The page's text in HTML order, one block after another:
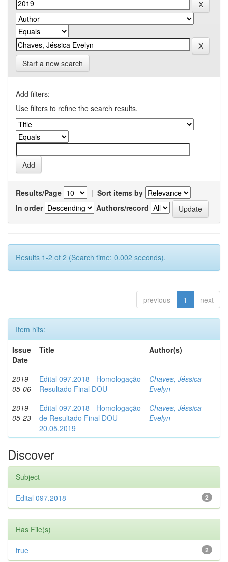
Start a new search
Add filters:
Use filters to refine the search results.
Results/Page | Sort items by
In order
Authors/record
Results 1-2 of 2 (Search time: 0.002 seconds).
previous 1 next
Item hits:
Issue
Date
Title Author(s)
2019-
05-06
Edital 097.2018 - Homologação
Resultado Final DOU
Chaves, Jéssica
Evelyn
2019-
05-23
Edital 097.2018 - Homologação
de Resultado Final DOU
20.05.2019
Chaves, Jéssica
Evelyn
Discover
Subject
2
Edital 097.2018
Has File(s)
2
true